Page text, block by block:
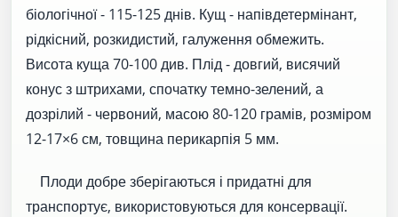
біологічної - 115-125 днів. Кущ - напівдетермінант,
рідкісний, розкидистий, галуження обмежить.
Висота куща 70-100 див. Плід - довгий, висячий
конус з штрихами, спочатку темно-зелений, а
дозрілий - червоний, масою 80-120 грамів, розміром
12-17×6 см, товщина перикарпія 5 мм.
Плоди добре зберігаються і придатні для
транспортує, використовуються для консервації.